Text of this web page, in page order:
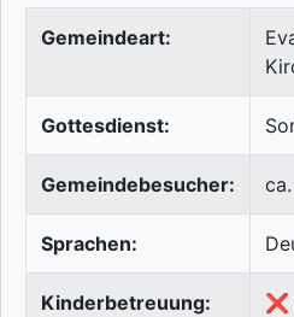
Gemeindeart:
Gottesdienst:
Gemeindebesucher:
Sprachen:
Kinderbetreuung:
❌